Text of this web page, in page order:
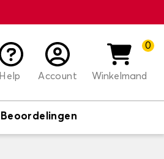
Help
Account
0
Winkelmand
Beoordelingen